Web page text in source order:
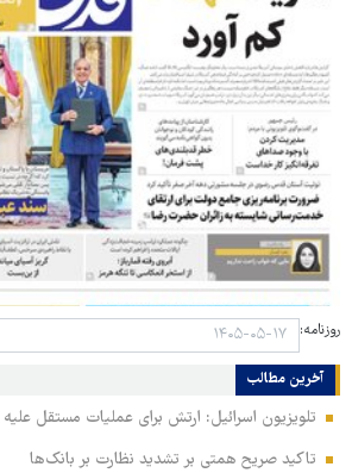
روزنامه:
آخرین مطالب
تلویزیون اسرائیل: ارتش برای عملیات مستقل
تاکید صریح همتی بر تشدید نظارت بر بانک‌ها